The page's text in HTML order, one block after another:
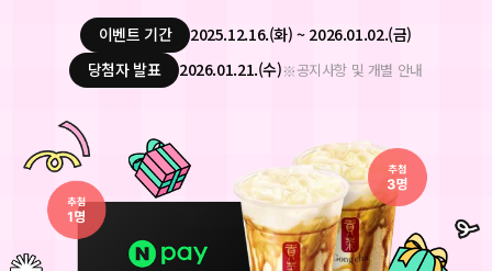
이벤트 기간
2025.12.16.(화) ~ 2026.01.02.(금)
당첨자 발표
2026.01.21.(수) 공지사항 및 개별 안내